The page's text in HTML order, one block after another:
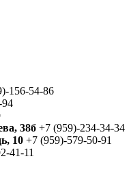
156-54-86
38б +7 (959)-234-34-34
10 +7 (959)-579-50-91
41-11